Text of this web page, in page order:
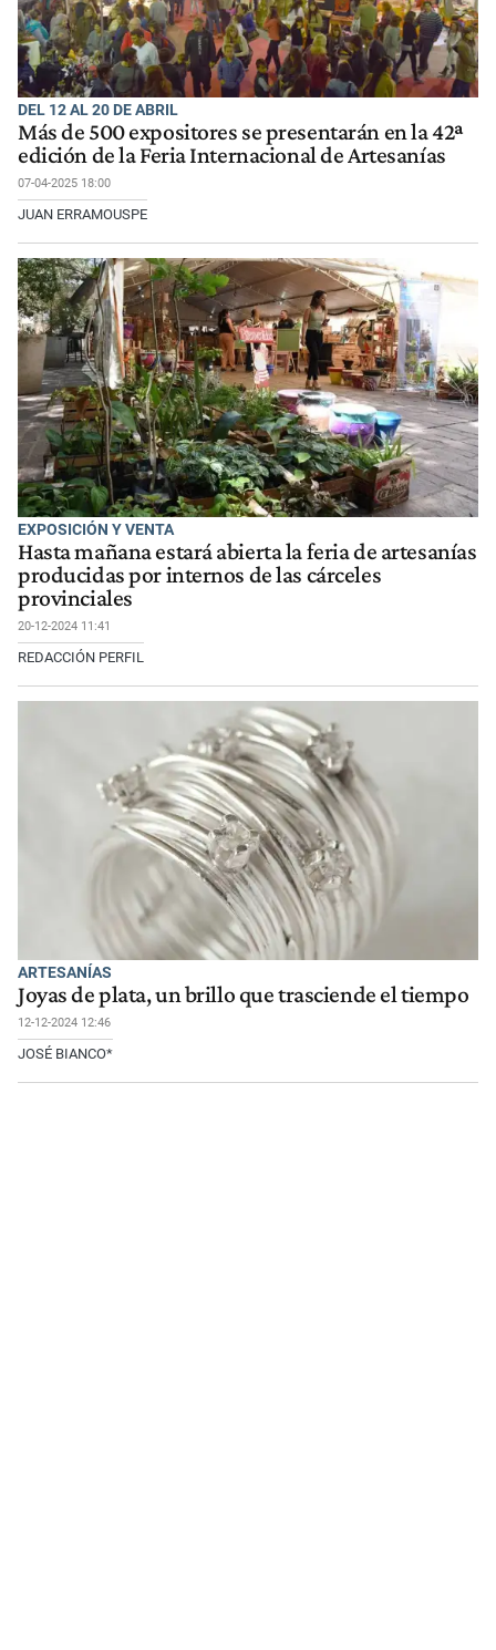
DEL 12 AL 20 DE ABRIL
Más de 500 expositores se presentarán en la 42ª
edición de la Feria Internacional de Artesanías
07-04-2025 18:00
JUAN ERRAMOUSPE
EXPOSICIÓN Y VENTA
Hasta mañana estará abierta la feria de artesanías
producidas por internos de las cárceles
provinciales
20-12-2024 11:41
REDACCIÓN PERFIL
ARTESANÍAS
Joyas de plata, un brillo que trasciende el tiempo
12-12-2024 12:46
JOSÉ BIANCO*